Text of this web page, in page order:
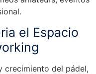
el Espacio
crecimiento del pádel,